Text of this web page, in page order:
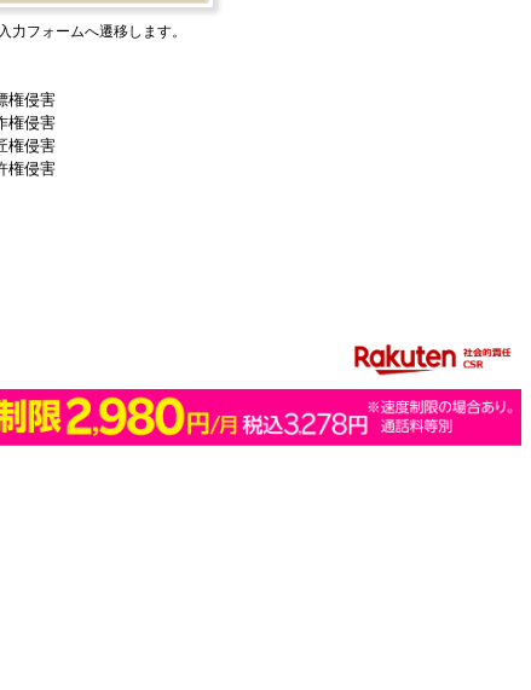
入力フォームへ遷移します。
権侵害
権侵害
権侵害
権侵害